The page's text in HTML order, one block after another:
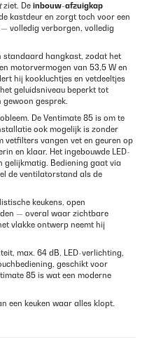
ziet. De inbouw-afzuigkap
kastdeur en zorgt toch voor een
— volledig verborgen, volledig
standaard hangkast, zodat het
motorvermogen van 53,5 W en
hij kookluchtjes en vetdeeltjes
geluidsniveau beperkt tot
gesprek.
De Ventimate 85 is om te
ook mogelijk is zonder
vetfilters vangen vet en geuren op
en klaar. Het ingebouwde LED-
gelijkmatig. Bediening gaat via
de ventilatorstand als de
keukens, open
— overal waar zichtbare
vlakke ontwerp neemt hij
max. 64 dB, LED-verlichting,
geschikt voor
85 is wat een moderne
een keuken waar alles klopt.